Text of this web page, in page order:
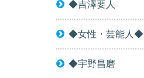
◆吉澤要人
◆女性・芸能人◆
◆宇野昌磨